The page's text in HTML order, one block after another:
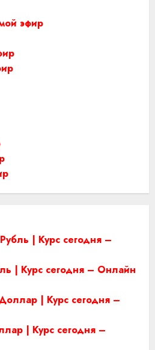
эфир
| Курс сегодня –
| Курс сегодня – Онлайн
| Курс сегодня –
| Курс сегодня –